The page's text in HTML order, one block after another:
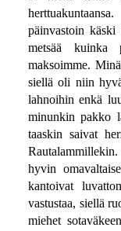
päinvastoin käski
metsää kuinka
maksoimme.
siellä oli niin
lahnoihin enkä
minunkin pakko
taaskin saivat
hyvin
kantoivat
vastustaa, siellä
miehet